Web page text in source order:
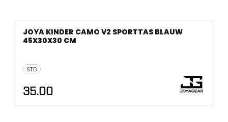
STD
JOYA KINDER CAMO V2 SPORTTAS BLAUW
45X30X30 CM
35.00